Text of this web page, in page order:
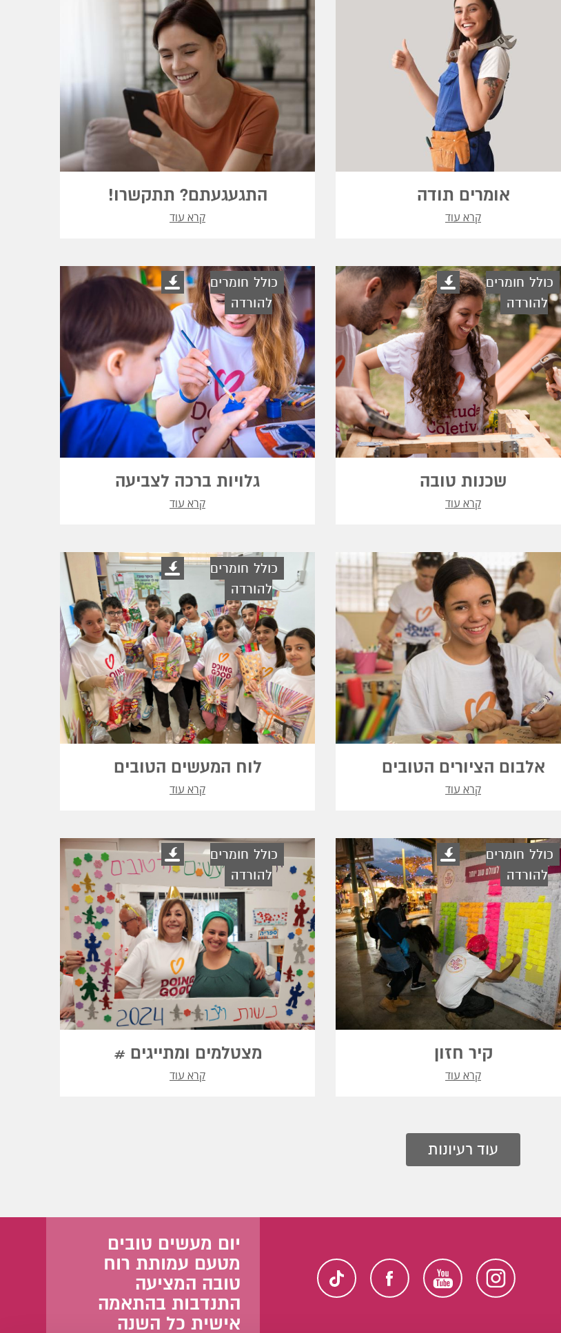
אומרים תודה
קרא עוד
התגעגעתם? תתקשרו!
קרא עוד
כולל חומרים
להורדה
שכנות טובה
קרא עוד
כולל חומרים
להורדה
גלויות ברכה לצביעה
קרא עוד
אלבום הציורים הטובים
קרא עוד
כולל חומרים
להורדה
לוח המעשים הטובים
קרא עוד
כולל חומרים
להורדה
קיר חזון
קרא עוד
כולל חומרים
להורדה
מצטלמים ומתייגים #
קרא עוד
עוד רעיונות
יום מעשים טובים
מטעם עמותת רוח
טובה המציעה
התנדבות בהתאמה
אישית כל השנה